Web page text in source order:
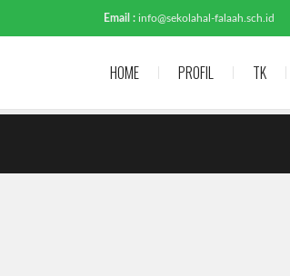
Email : info@sekolahal-falaah.sch.id
HOME PROFIL TK